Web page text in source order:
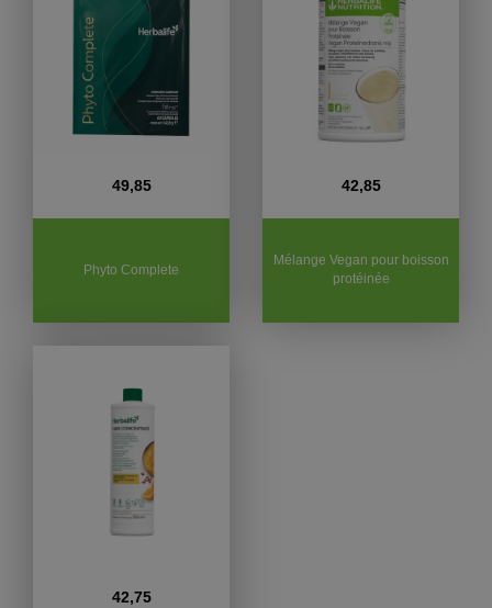
49,85
Phyto Complete
42,85
Mélange Vegan pour boisson
protéinée
42,75